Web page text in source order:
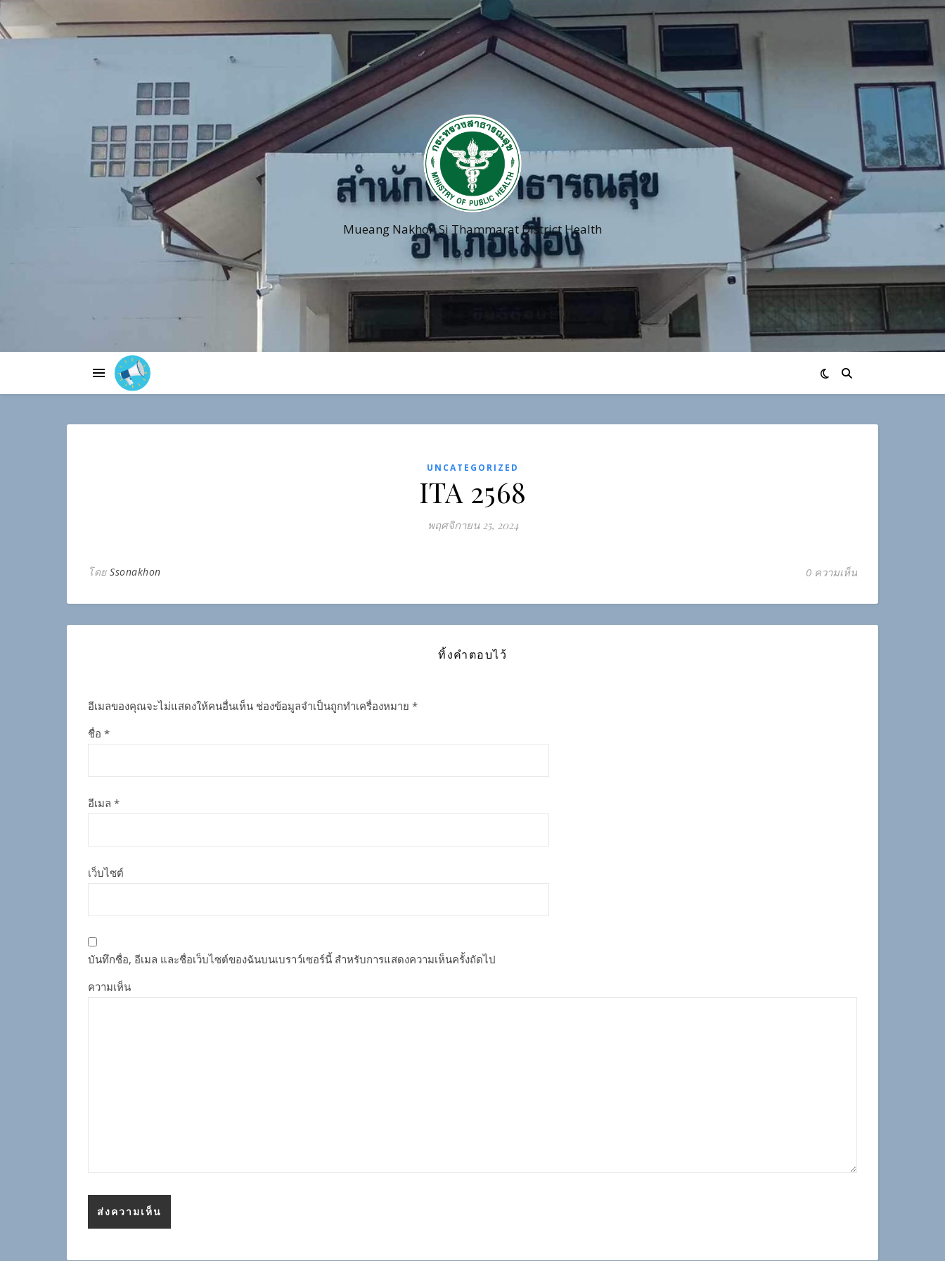
Mueang Nakhon Si Thammarat District Health
UNCATEGORIZED
ITA 2568
พฤศจิกายน 25, 2024
โดย Ssonakhon 0 ความเห็น
ทิ้งคำตอบไว้
อีเมลของคุณจะไม่แสดงให้คนอื่นเห็น ช่องข้อมูลจำเป็นถูกทำเครื่องหมาย *
ชื่อ *
อีเมล *
เว็บไซต์
บันทึกชื่อ, อีเมล และชื่อเว็บไซต์ของฉันบนเบราว์เซอร์นี้ สำหรับการแสดงความเห็นครั้งถัดไป
ความเห็น